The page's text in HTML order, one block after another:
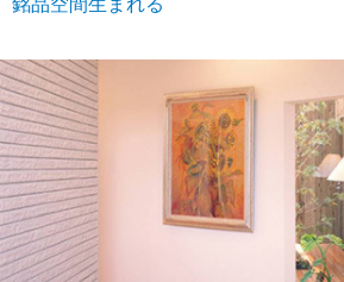
銘品空間生まれる